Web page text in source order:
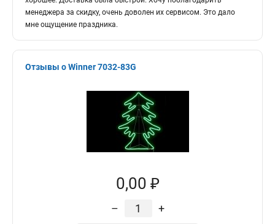
менеджера за скидку, очень доволен их сервисом. Это дало
мне ощущение праздника.
Отзывы о Winner 7032-83G
0,00 ₽
– +